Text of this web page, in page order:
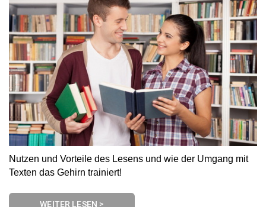
Nutzen und Vorteile des Lesens und wie der Umgang mit
Texten das Gehirn trainiert!
WEITER LESEN >